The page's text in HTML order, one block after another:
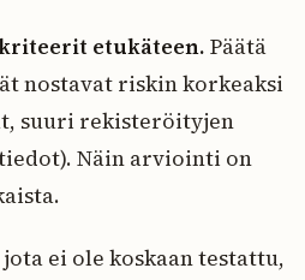
etukäteen. Päätä
nostavat riskin korkeaksi
suuri rekisteröityjen
Näin arviointi on
jota ei ole koskaan testattu,